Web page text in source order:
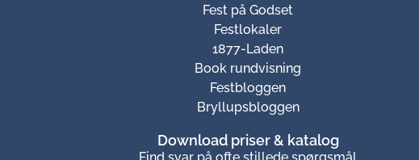
Fest på Godset
Festlokaler
1877-Laden
Book rundvisning
Festbloggen
Bryllupsbloggen
Download priser & katalog